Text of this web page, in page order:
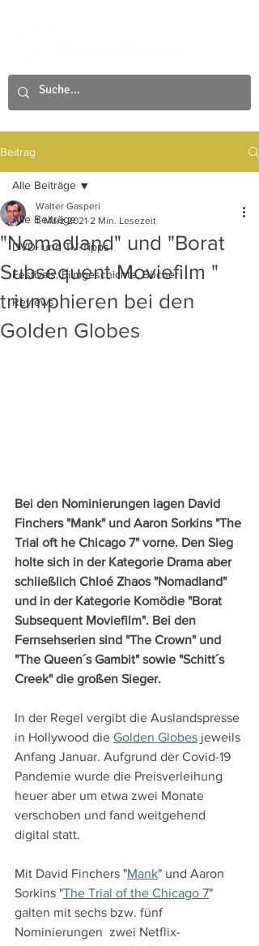
Beitrag
Alle Beiträge
DVD- und TV-Tipps
Festivals, Filmgeschichte, Bücher
Reviews
Alle Beiträge
"Nomadland" und "Borat
Subsequent Moviefilm "
triumphieren bei den
Golden Globes
Walter Gasperi
1. März 2021 2 Min. Lesezeit
Bei den Nominierungen lagen David
Finchers "Mank" und Aaron Sorkins "The
Trial oft he Chicago 7" vorne. Den Sieg
holte sich in der Kategorie Drama aber
schließlich Chloé Zhaos "Nomadland"
und in der Kategorie Komödie "Borat
Subsequent Moviefilm". Bei den
Fernsehserien sind "The Crown" und
"The Queen´s Gambit" sowie "Schitt´s
Creek" die großen Sieger.
In der Regel vergibt die Auslandspresse
in Hollywood die Golden Globes jeweils
Anfang Januar. Aufgrund der Covid-19
Pandemie wurde die Preisverleihung
heuer aber um etwa zwei Monate
verschoben und fand weitgehend
digital statt.
Mit David Finchers "Mank" und Aaron
Sorkins "The Trial of the Chicago 7"
galten mit sechs bzw. fünf
Nominierungen  zwei Netflix-